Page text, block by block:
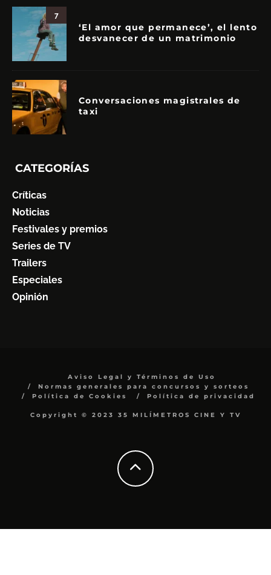
7
‘El amor que permanece’, el lento
desvanecer de un matrimonio
Conversaciones magistrales de
taxi
CATEGORÍAS
Críticas
Noticias
Festivales y premios
Series de TV
Trailers
Especiales
Opinión
Aviso Legal y Términos de Uso
Normas generales para concursos y sorteos
Política de Cookies
Política de privacidad
Copyright © 2023 35 MILÍMETROS CINE Y TV